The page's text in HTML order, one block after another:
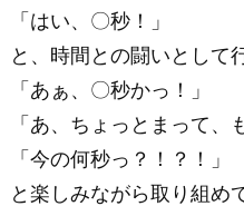
「はい、〇秒！」
と、時間との闘いとして
「あぁ、〇秒かっ！」
「あ、ちょっとまって、
「今の何秒っ？！？！」
と楽しみながら取り組め